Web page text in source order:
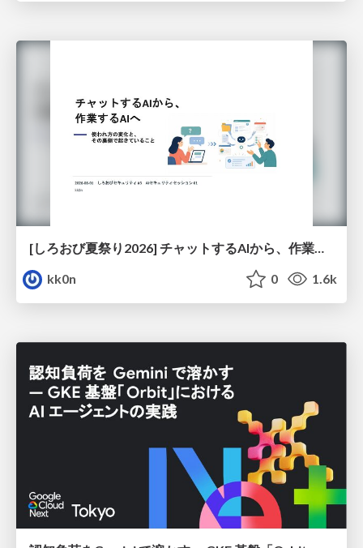
[しろおび夏祭り2026] チャットするAIから、作業するAIへ - 使われ方の変化と、その裏側で起きていること
kk0n
0 1.6k